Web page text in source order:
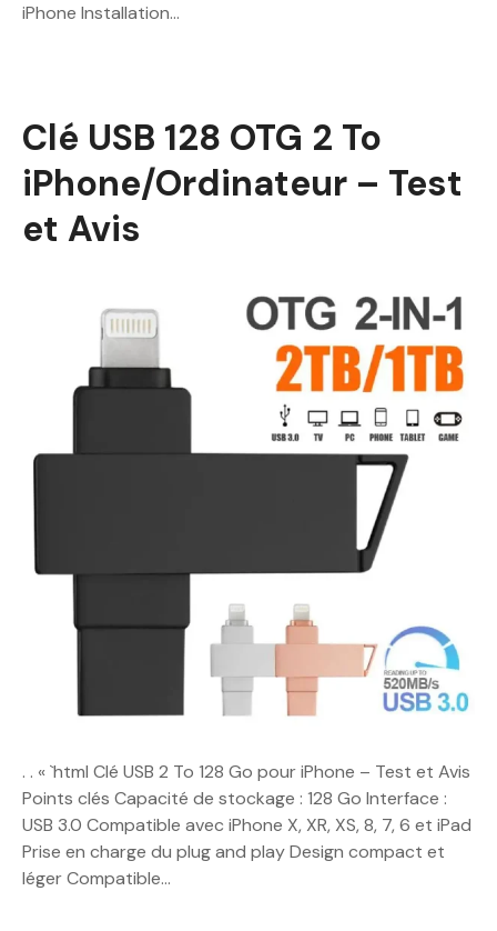
iPhone Installation…
Clé USB 128 OTG 2 To
iPhone/Ordinateur – Test
et Avis
. . « `html Clé USB 2 To 128 Go pour iPhone – Test et Avis
Points clés Capacité de stockage : 128 Go Interface :
USB 3.0 Compatible avec iPhone X, XR, XS, 8, 7, 6 et iPad
Prise en charge du plug and play Design compact et
léger Compatible…